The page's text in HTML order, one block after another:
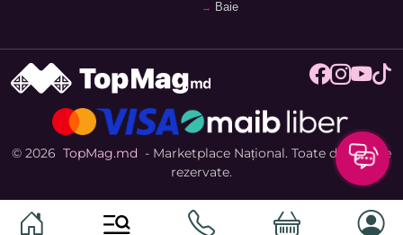
Baie
© 2026 TopMag.md - Marketplace Național. Toate drepturile
rezervate.